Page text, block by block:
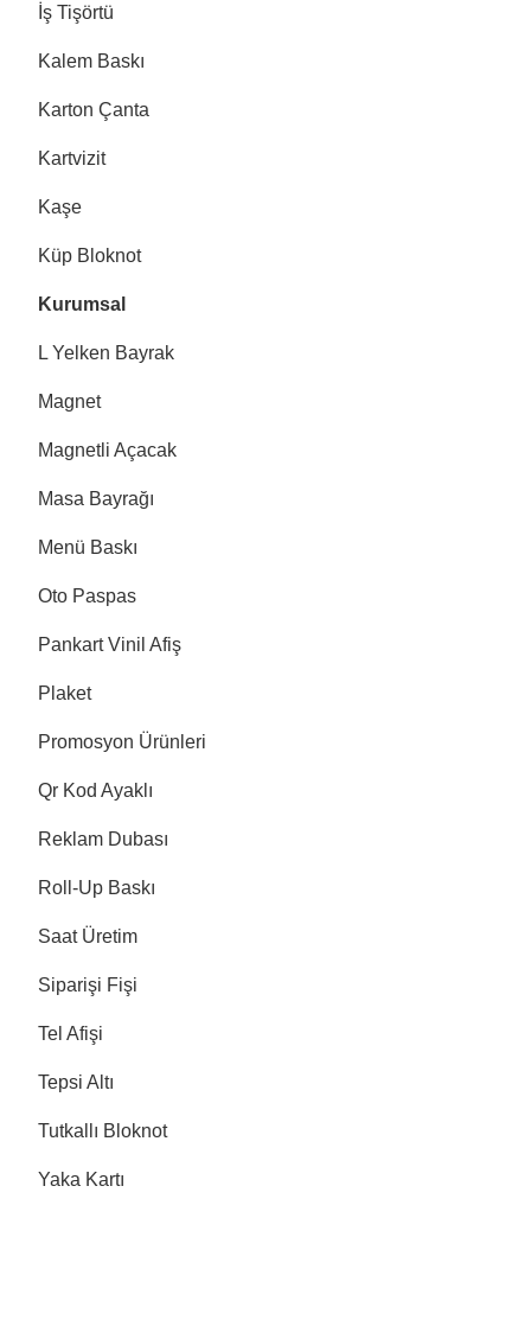
İş Tişörtü
Kalem Baskı
Karton Çanta
Kartvizit
Kaşe
Küp Bloknot
Kurumsal
L Yelken Bayrak
Magnet
Magnetli Açacak
Masa Bayrağı
Menü Baskı
Oto Paspas
Pankart Vinil Afiş
Plaket
Promosyon Ürünleri
Qr Kod Ayaklı
Reklam Dubası
Roll-Up Baskı
Saat Üretim
Siparişi Fişi
Tel Afişi
Tepsi Altı
Tutkallı Bloknot
Yaka Kartı